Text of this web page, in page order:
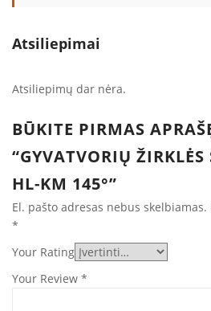
Atsiliepimai
Atsiliepimų dar nėra.
BŪKITE PIRMAS
“GYVATVORIŲ
HL-KM 145°”
El. pašto adresas nebus skelbiamas.
*
Your Rating
Your Review *